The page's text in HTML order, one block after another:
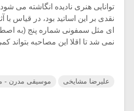
توانایی هنری نادیده انگاشته می
نقدی بر این اساتید بود، در قیاس
ای مثل سمفونی شماره پنج (به
نمی شد تا اقلا این مصاحبه بتواند
علیرضا مشایخی موسیقی مدرن -